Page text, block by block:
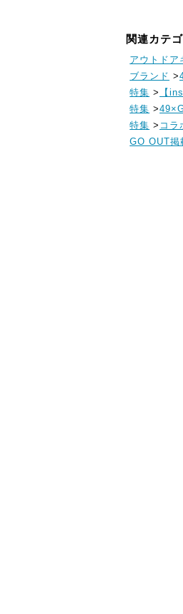
関連カテゴ
アウトドア
ブランド >
特集 >
【
特集 >
特集 > コラ
GO OUT掲